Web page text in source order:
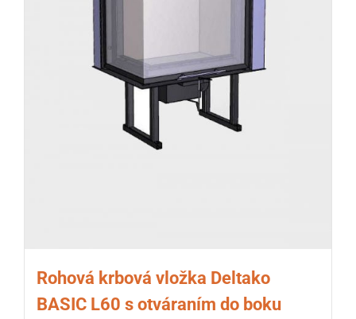
Rohová krbová vložka Deltako
BASIC L60 s otváraním do boku